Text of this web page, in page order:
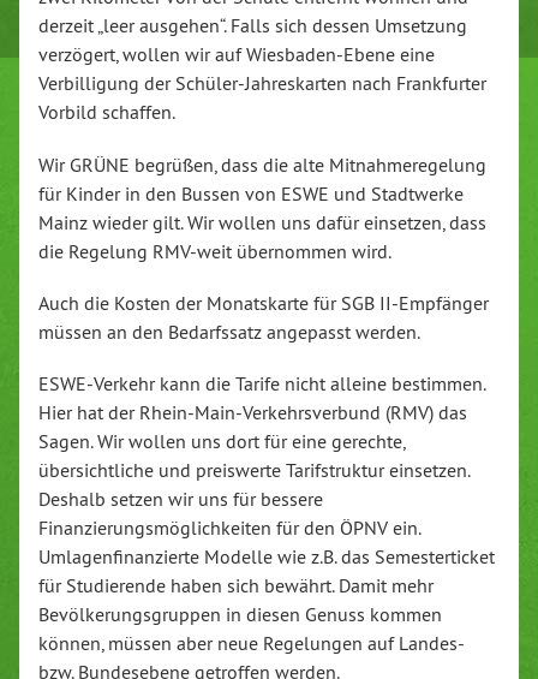
derzeit „leer ausgehen“. Falls sich dessen Umsetzung
verzögert, wollen wir auf Wiesbaden-Ebene eine
Verbilligung der Schüler-Jahreskarten nach Frankfurter
Vorbild schaffen.
Wir GRÜNE begrüßen, dass die alte Mitnahmeregelung
für Kinder in den Bussen von ESWE und Stadtwerke
Mainz wieder gilt. Wir wollen uns dafür einsetzen, dass
die Regelung RMV-weit übernommen wird.
Auch die Kosten der Monatskarte für SGB II-Empfänger
müssen an den Bedarfssatz angepasst werden.
ESWE-Verkehr kann die Tarife nicht alleine bestimmen.
Hier hat der Rhein-Main-Verkehrsverbund (RMV) das
Sagen. Wir wollen uns dort für eine gerechte,
übersichtliche und preiswerte Tarifstruktur einsetzen.
Deshalb setzen wir uns für bessere
Finanzierungsmöglichkeiten für den ÖPNV ein.
Umlagenfinanzierte Modelle wie z.B. das Semesterticket
für Studierende haben sich bewährt. Damit mehr
Bevölkerungsgruppen in diesen Genuss kommen
können, müssen aber neue Regelungen auf Landes-
bzw. Bundesebene getroffen werden.